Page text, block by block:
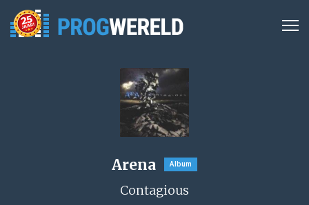
Arena Album
Contagious